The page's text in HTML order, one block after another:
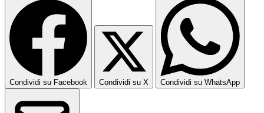
Condividi su Facebook Condividi su X Condividi su WhatsApp